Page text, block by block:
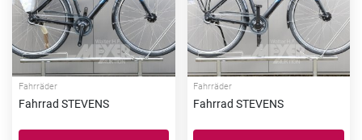
Fahrräder
Fahrrad STEVENS
Fahrräder
Fahrrad STEVENS